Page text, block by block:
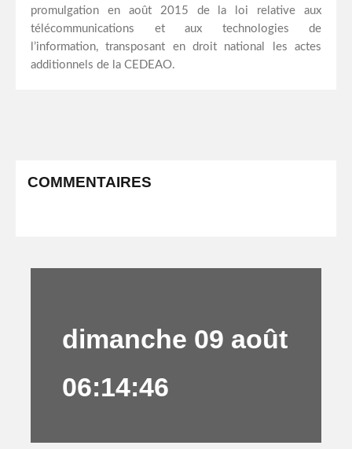
promulgation en août 2015 de la loi relative aux
télécommunications et aux technologies de
l’information, transposant en droit national les actes
additionnels de la CEDEAO.
COMMENTAIRES
dimanche 09 août
06:14:46